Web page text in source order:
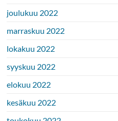
joulukuu 2022
marraskuu 2022
lokakuu 2022
syyskuu 2022
elokuu 2022
kesäkuu 2022